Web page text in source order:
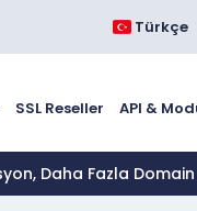
Türkçe
SSL Reseller API &
Daha Fazla Domain